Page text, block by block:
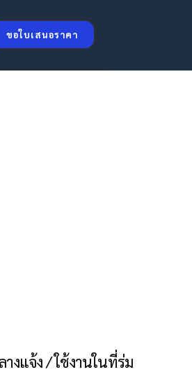
ขอใบเสนอราคา
งแจ้ง / ใช้งานในที่ร่ม